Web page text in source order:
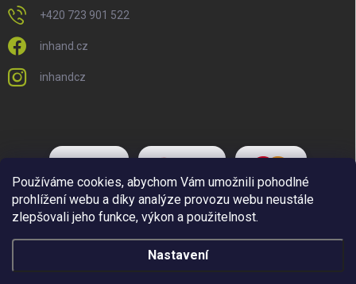
Používáme cookies, abychom Vám umožnili pohodlné
prohlížení webu a díky analýze provozu webu neustále
zlepšovali jeho funkce, výkon a použitelnost.
Nastavení
+420 723 901 522
inhand.cz
inhandcz